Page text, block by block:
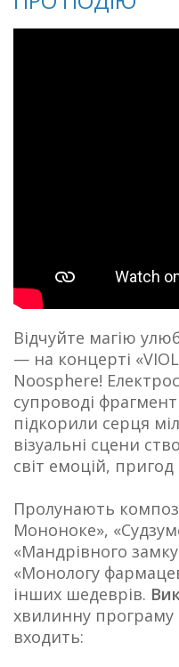
Відчуйте магію
— на концерті
Noosphere!
супроводі
підкорили серця
візуальні сцени
світ емоцій, пригод
Пролунають
Мононоке»,
«Мандрівного
«Монологу
інших шедеврів.
хвилинну програму
входить: